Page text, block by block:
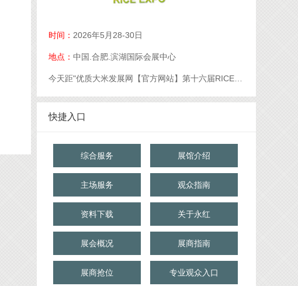
时间： 2026年5月28-30日
地点： 中国.合肥.滨湖国际会展中心
快捷入口
综合服务 展馆介绍
主场服务 观众指南
资料下载 关于永红
展会概况 展商指南
展商抢位 专业观众入口